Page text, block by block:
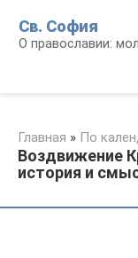
контенту
Св. София
О православии:
Главная » По
Воздвижение
история и